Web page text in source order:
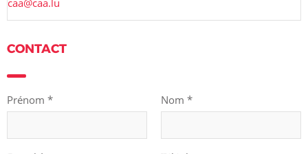
caa@caa.lu
CONTACT
Prénom * Nom *